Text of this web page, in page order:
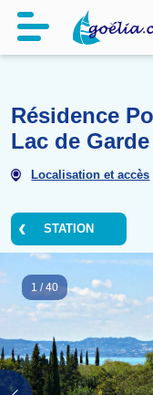
Lac de
Localisation et
STATION
1 /40